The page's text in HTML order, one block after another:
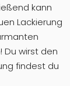
kann
Lackierung
Du wirst den
findest du